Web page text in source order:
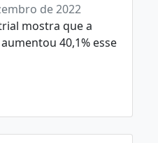
de 2022
mostra que a
40,1% esse